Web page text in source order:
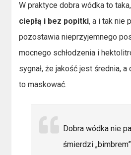
W praktyce dobra wódka to
ciepłą i bez popitki, a i tak nie
pozostawia nieprzyjemnego
mocnego schłodzenia i
sygnał, że jakość jest średnia, a
to maskować.
Dobra wódka nie
śmierdzi